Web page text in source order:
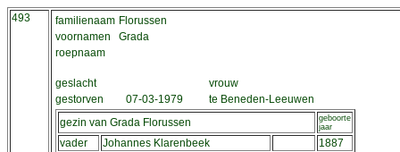
493 familienaam Florussen
voornamen
Grada
roepnaam
geslacht
vrouw
gestorven
07-03-1979
te Beneden-Leeuwen
gezin van Grada Florussen
geboorte
jaar
vader Johannes Klarenbeek
1887